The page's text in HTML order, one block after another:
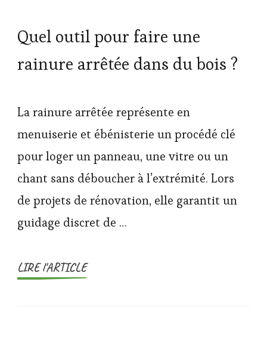
Quel outil pour faire une
rainure arrêtée dans du bois ?
La rainure arrêtée représente en
menuiserie et ébénisterie un procédé clé
pour loger un panneau, une vitre ou un
chant sans déboucher à l’extrémité. Lors
de projets de rénovation, elle garantit un
guidage discret de …
LIRE l'ARTICLE